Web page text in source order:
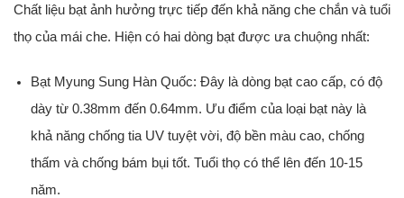
Chất liệu bạt ảnh hưởng trực tiếp đến khả năng che chắn và tuổi
thọ của mái che. Hiện có hai dòng bạt được ưa chuộng nhất:
Bạt Myung Sung Hàn Quốc: Đây là dòng bạt cao cấp, có độ
dày từ 0.38mm đến 0.64mm. Ưu điểm của loại bạt này là
khả năng chống tia UV tuyệt vời, độ bền màu cao, chống
thấm và chống bám bụi tốt. Tuổi thọ có thể lên đến 10-15
năm.